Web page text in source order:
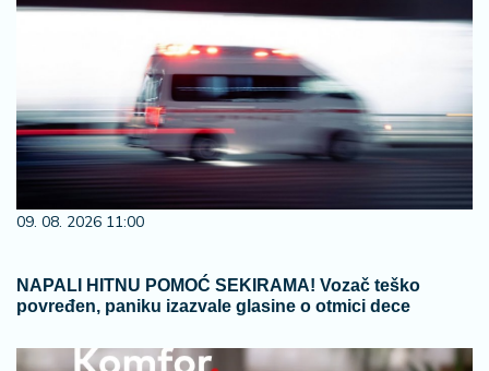
09. 08. 2026 11:00
NAPALI HITNU POMOĆ SEKIRAMA! Vozač teško
povređen, paniku izazvale glasine o otmici dece